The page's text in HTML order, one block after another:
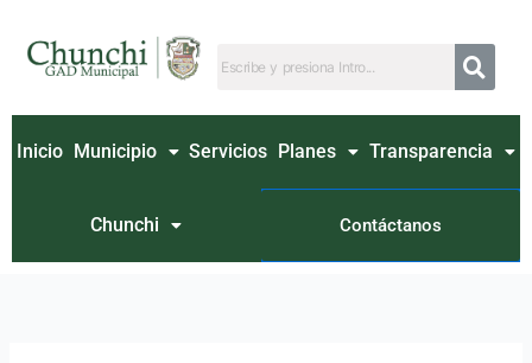
contenido
Inicio Municipio Servicios Planes Transparencia
Chunchi Contáctanos
por: